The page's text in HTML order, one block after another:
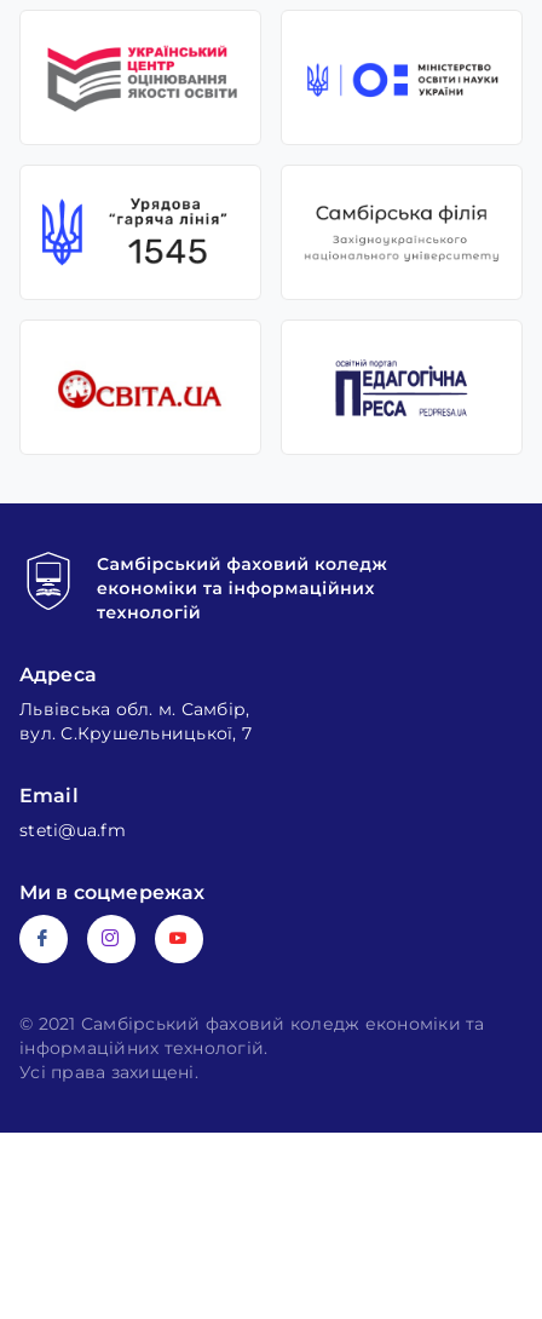
Адреса
Львівська обл. м. Самбір,
вул. С.Крушельницької, 7
Email
steti@ua.fm
Ми в соцмережах
© 2021 Самбірський фаховий коледж економіки та
інформаційних технологій.
Усі права захищені.